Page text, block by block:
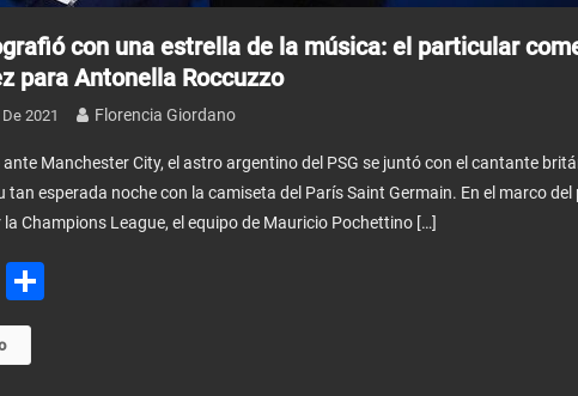
con una estrella de la música: el particular
para Antonella Roccuzzo
2021 Florencia Giordano
Manchester City, el astro argentino del PSG se juntó con el cantante
tan esperada noche con la camiseta del París Saint Germain. En el marco
Champions League, el equipo de Mauricio Pochettino […]
Email